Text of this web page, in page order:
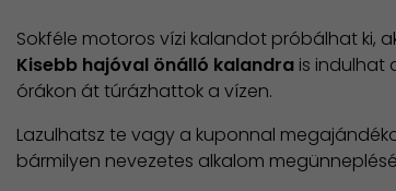
Sokféle motoros vízi kalandot próbálhat ki,
Kisebb hajóval önálló kalandra is indulhat
órákon át túrázhattok a vízen.
Lazulhatsz te vagy a kuponnal
bármilyen nevezetes alkalom